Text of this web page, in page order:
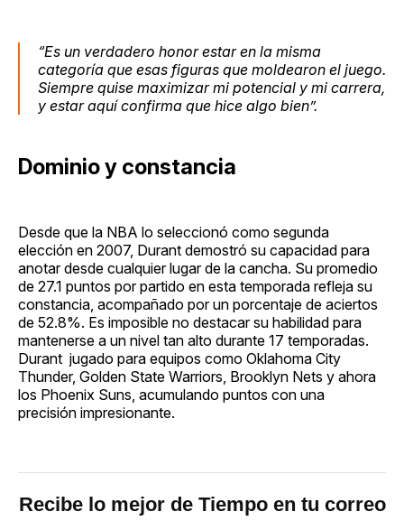
“Es un verdadero honor estar en la misma
categoría que esas figuras que moldearon el juego.
Siempre quise maximizar mi potencial y mi carrera,
y estar aquí confirma que hice algo bien”.
Dominio y constancia
Desde que la NBA lo seleccionó como segunda
elección en 2007, Durant demostró su capacidad para
anotar desde cualquier lugar de la cancha. Su promedio
de 27.1 puntos por partido en esta temporada refleja su
constancia, acompañado por un porcentaje de aciertos
de 52.8%. Es imposible no destacar su habilidad para
mantenerse a un nivel tan alto durante 17 temporadas.
Durant jugado para equipos como Oklahoma City
Thunder, Golden State Warriors, Brooklyn Nets y ahora
los Phoenix Suns, acumulando puntos con una
precisión impresionante.
Recibe lo mejor de Tiempo en tu correo